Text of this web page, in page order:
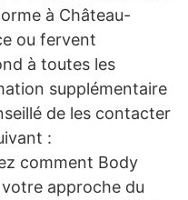
à Château-
ou fervent
à toutes les
supplémentaire
de les contacter
:
comment Body
approche du